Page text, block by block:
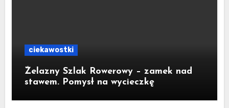
ciekawostki
Żelazny Szlak Rowerowy – zamek nad
stawem. Pomysł na wycieczkę